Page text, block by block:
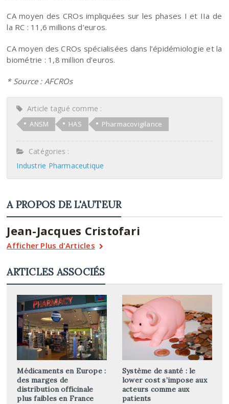
CA moyen des CROs impliquées sur les phases I et IIa de
la RC : 11,6 millions d’euros.
CA moyen des CROs spécialisées dans l’épidémiologie et la
biométrie : 1,8 million d’euros.
* Source : AFCROs
Article tagué comme :
ANSM HAS Pharmacovigilance
Catégories :
Industrie Pharmaceutique
A PROPOS DE L'AUTEUR
Jean-Jacques Cristofari
Afficher Plus d'Articles
ARTICLES ASSOCIÉS
Médicaments en Europe :
des marges de
distribution officinale
plus faibles en France
Système de santé : le
lower cost s’impose aux
acteurs comme aux
patients